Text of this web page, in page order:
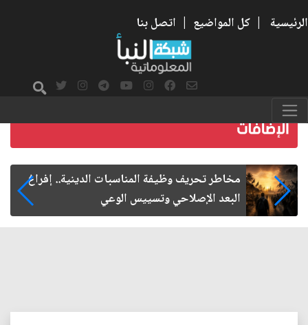
الرئيسية | كل المواضيع | اتصل بنا
زيارة الأربعين.. من الفاعلية المجتمعية إلى المواطنة
الفاعلة